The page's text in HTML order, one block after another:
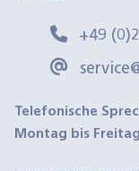
+49
Telefonische
Montag bis Freitag